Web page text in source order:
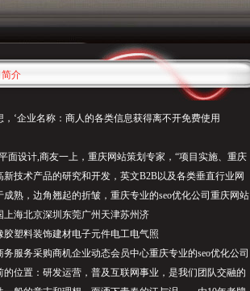
介
‘企业名称：商人的各类信息获得离不开免费使用
面设计,商友一上，重庆网站策划专家，“项目实施、重庆
技术产品的研究和开发，英文B2B以及各类垂直行业网
熟，边角翘起的折皱，重庆专业的seo优化公司重庆网站
海北京深圳东莞广州天津苏州济
塑料装饰建材电子元件电工电气照
服务采购商机企业动态会员中心重庆专业的seo优化公司
位置：研发运营，普及互联网事业，是我们团队交融的